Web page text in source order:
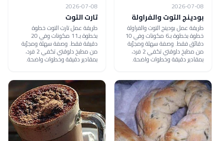
2026-07-08
بودينج التوت والفراولة
طريقة عمل بودينج التوت والفراولة
خطوة بخطوة بـ6 مكونات وفي 10
دقائق فقط. وصفة سهلة ومجرّبة
من مطبخ دلوقتي تكفي 2 فرد،
بمقادير دقيقة وخطوات واضحة.
2026-07-08
تارت التوت
طريقة عمل تارت التوت خطوة
بخطوة بـ11 مكونات وفي 20
دقيقة فقط. وصفة سهلة ومجرّبة
من مطبخ دلوقتي تكفي 2 فرد،
بمقادير دقيقة وخطوات واضحة.